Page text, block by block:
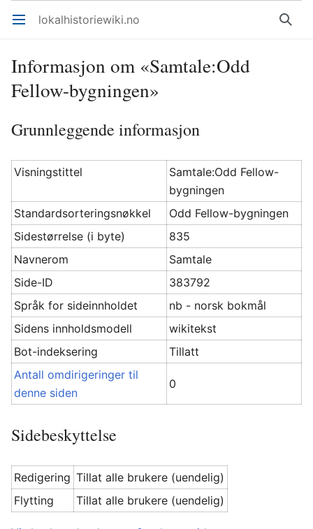
Åpne hovedmenyen lokalhistoriewiki.no Søk
Informasjon om «Samtale:Odd
Fellow-bygningen»
Grunnleggende informasjon
Visningstittel
Samtale:Odd Fellow-
bygningen
Standardsorteringsnøkkel
Odd Fellow-bygningen
Sidestørrelse (i byte)
835
Navnerom
Samtale
Side-ID
383792
Språk for sideinnholdet
nb - norsk bokmål
Sidens innholdsmodell
wikitekst
Bot-indeksering
Tillatt
Antall omdirigeringer til
denne siden
0
Sidebeskyttelse
Redigering Tillat alle brukere (uendelig)
Flytting
Tillat alle brukere (uendelig)